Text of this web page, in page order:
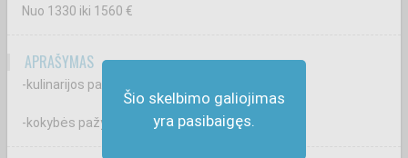
Šio skelbimo galiojimas
yra pasibaigęs.
Nuo 1330 iki 1560 €
APRAŠYMAS
-kulinarijos patiekalų gamybą;
-kokybės pažymėjimų ir kitų dokumentų pildymą.